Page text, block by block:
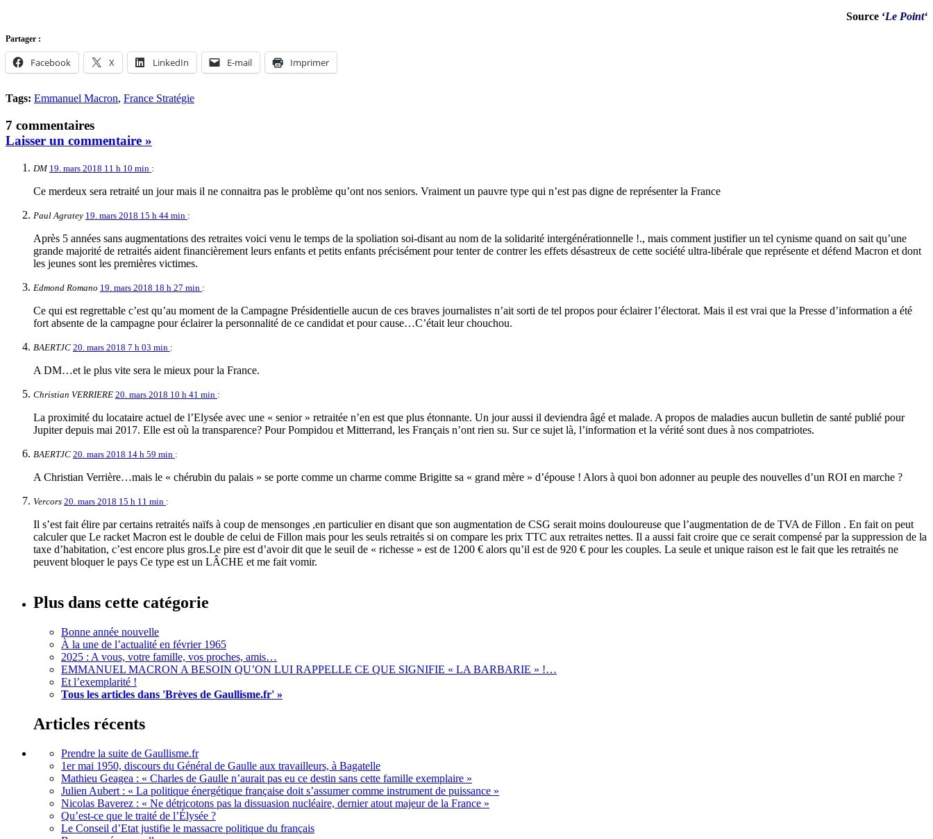
Source ‘Le Point‘
Partager :
Facebook X LinkedIn E-mail Imprimer
Tags: Emmanuel Macron, France Stratégie
7 commentaires
Laisser un commentaire »
DM 19. mars 2018 11 h 10 min :
Ce merdeux sera retraité un jour mais il ne connaitra pas le problème qu’ont nos seniors. Vraiment un pauvre type qui n’est pas digne de représenter la France
Paul Agratey 19. mars 2018 15 h 44 min :
Après 5 années sans augmentations des retraites voici venu le temps de la spoliation soi-disant au nom de la solidarité intergénérationnelle !., mais comment justifier un tel cynisme quand on sait qu’une
grande majorité de retraités aident financièrement leurs enfants et petits enfants précisément pour tenter de contrer les effets désastreux de cette société ultra-libérale que représente et défend Macron et dont
les jeunes sont les premières victimes.
Edmond Romano 19. mars 2018 18 h 27 min :
Ce qui est regrettable c’est qu’au moment de la Campagne Présidentielle aucun de ces braves journalistes n’ait sorti de tel propos pour éclairer l’électorat. Mais il est vrai que la Presse d’information a été
fort absente de la campagne pour éclairer la personnalité de ce candidat et pour cause…C’était leur chouchou.
BAERTJC 20. mars 2018 7 h 03 min :
A DM…et le plus vite sera le mieux pour la France.
Christian VERRIERE 20. mars 2018 10 h 41 min :
La proximité du locataire actuel de l’Elysée avec une « senior » retraitée n’en est que plus étonnante. Un jour aussi il deviendra âgé et malade. A propos de maladies aucun bulletin de santé publié pour
Jupiter depuis mai 2017. Elle est où la transparence? Pour Pompidou et Mitterrand, les Français n’ont rien su. Sur ce sujet là, l’information et la vérité sont dues à nos compatriotes.
BAERTJC 20. mars 2018 14 h 59 min :
A Christian Verrière…mais le « chérubin du palais » se porte comme un charme comme Brigitte sa « grand mère » d’épouse ! Alors à quoi bon adonner au peuple des nouvelles d’un ROI en marche ?
Vercors 20. mars 2018 15 h 11 min :
Il s’est fait élire par certains retraités naïfs à coup de mensonges ,en particulier en disant que son augmentation de CSG serait moins douloureuse que l’augmentation de de TVA de Fillon . En fait on peut
calculer que Le racket Macron est le double de celui de Fillon mais pour les seuls retraités si on compare les prix TTC aux retraites nettes. Il a aussi fait croire que ce serait compensé par la suppression de la
taxe d’habitation, c’est encore plus gros.Le pire est d’avoir dit que le seuil de « richesse » est de 1200 € alors qu’il est de 920 € pour les couples. La seule et unique raison est le fait que les retraités ne
peuvent bloquer le pays Ce type est un LÂCHE et me fait vomir.
Plus dans cette catégorie
Bonne année nouvelle
À la une de l’actualité en février 1965
2025 : A vous, votre famille, vos proches, amis…
EMMANUEL MACRON A BESOIN QU’ON LUI RAPPELLE CE QUE SIGNIFIE « LA BARBARIE » !…
Et l’exemplarité !
Tous les articles dans 'Brèves de Gaullisme.fr' »
Articles récents
Prendre la suite de Gaullisme.fr
1er mai 1950, discours du Général de Gaulle aux travailleurs, à Bagatelle
Mathieu Geagea : « Charles de Gaulle n’aurait pas eu ce destin sans cette famille exemplaire »
Julien Aubert : « La politique énergétique française doit s’assumer comme instrument de puissance »
Nicolas Baverez : « Ne détricotons pas la dissuasion nucléaire, dernier atout majeur de la France »
Qu’est-ce que le traité de l’Élysée ?
Le Conseil d’Etat justifie le massacre politique du français